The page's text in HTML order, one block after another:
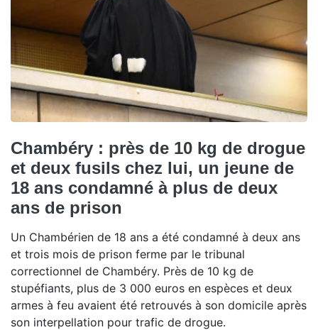
Chambéry : près de 10 kg de drogue
et deux fusils chez lui, un jeune de
18 ans condamné à plus de deux
ans de prison
Un Chambérien de 18 ans a été condamné à deux ans
et trois mois de prison ferme par le tribunal
correctionnel de Chambéry. Près de 10 kg de
stupéfiants, plus de 3 000 euros en espèces et deux
armes à feu avaient été retrouvés à son domicile après
son interpellation pour trafic de drogue.